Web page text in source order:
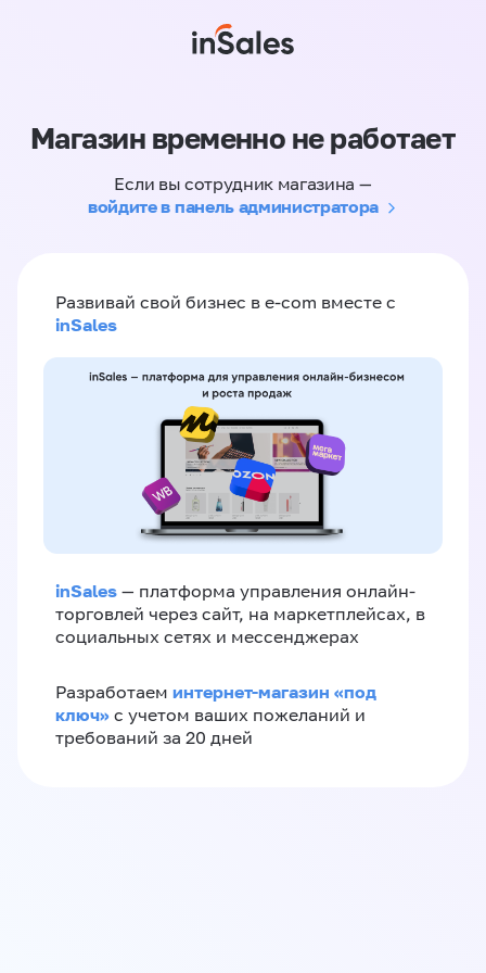
Магазин временно не работает
Если вы сотрудник магазина —
войдите в панель администратора
Развивай свой бизнес в e-com вместе с
inSales
inSales — платформа управления онлайн-
торговлей через сайт, на маркетплейсах, в
социальных сетях и мессенджерах
Разработаем интернет-магазин «‎под
ключ»‎ с учетом ваших пожеланий и
требований за 20 дней